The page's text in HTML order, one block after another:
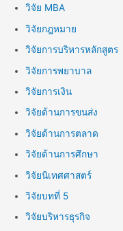
วิจัย MBA
วิจัยกฎหมาย
วิจัยการบริหารหลักสูตร
วิจัยการพยาบาล
วิจัยการเงิน
วิจัยด้านการขนส่ง
วิจัยด้านการตลาด
วิจัยด้านการศึกษา
วิจัยนิเทศศาสตร์
วิจัยบทที่ 5
วิจัยบริหารธุรกิจ